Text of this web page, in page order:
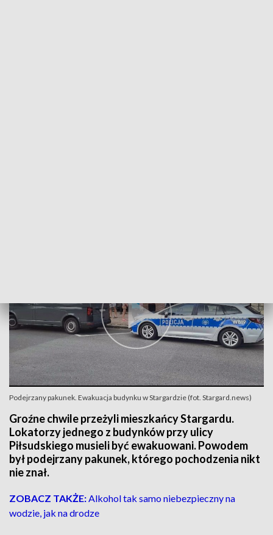
Podejrzany pakunek. Ewakuacja budynku w Stargardzie (fot. Stargard.news)
Groźne chwile przeżyli mieszkańcy Stargardu.
Lokatorzy jednego z budynków przy ulicy
Piłsudskiego musieli być ewakuowani. Powodem
był podejrzany pakunek, którego pochodzenia nikt
nie znał.
ZOBACZ TAKŻE:Alkohol tak samo niebezpieczny na
wodzie, jak na drodze